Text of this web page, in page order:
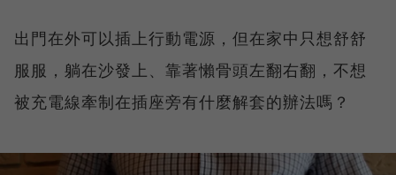
出門在外可以插上行動電源，但在家中只想舒舒
服服，躺在沙發上、靠著懶骨頭左翻右翻，不想
被充電線牽制在插座旁有什麼解套的辦法嗎？